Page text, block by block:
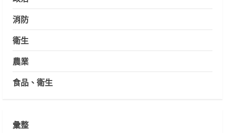
消防
衛生
農業
食品、衛生
彙整